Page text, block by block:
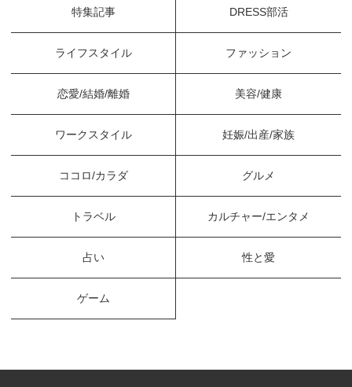
特集記事 DRESS部活
ライフスタイル ファッション
恋愛/結婚/離婚 美容/健康
ワークスタイル 妊娠/出産/家族
ココロ/カラダ グルメ
トラベル カルチャー/エンタメ
占い 性と愛
ゲーム